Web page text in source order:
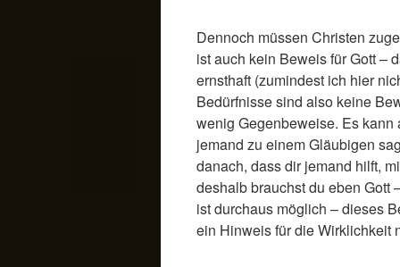
Dennoch müssen Christen
ist auch kein Beweis für Gott –
ernsthaft (zumindest ich hier
Bedürfnisse sind also keine
wenig Gegenbeweise. Es
jemand zu einem Gläubigen
danach, dass dir jemand hilft,
deshalb brauchst du eben Gott
ist durchaus möglich – dieses
ein Hinweis für die Wirklichkeit